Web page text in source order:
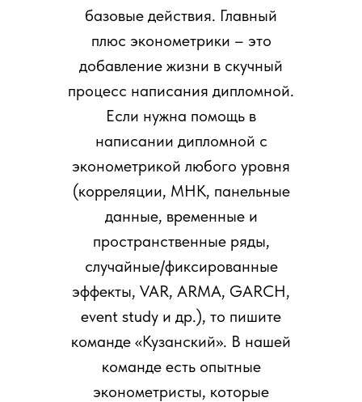
базовые действия. Главный
плюс эконометрики – это
добавление жизни в скучный
процесс написания дипломной.
Если нужна помощь в
написании дипломной с
эконометрикой любого уровня
(корреляции, МНК, панельные
данные, временные и
пространственные ряды,
случайные/фиксированные
эффекты, VAR, ARMA, GARCH,
event study и др.), то пишите
команде «Кузанский». В нашей
команде есть опытные
эконометристы, которые